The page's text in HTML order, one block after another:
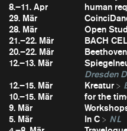
8.–11. Apr
human
29. Mär
28. Mär
Open
21.–22. Mär
BACH
20.–22. Mär
12.–13. Mär
Dresden
12.–15. Mär
Kreatur
10.–15. Mär
for the
9. Mär
5. Mär
In C
NL